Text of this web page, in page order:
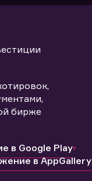
бирже
в Google Play
в AppGallery